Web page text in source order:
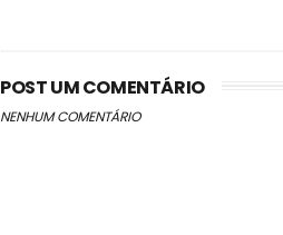
POST UM COMENTÁRIO
NENHUM COMENTÁRIO